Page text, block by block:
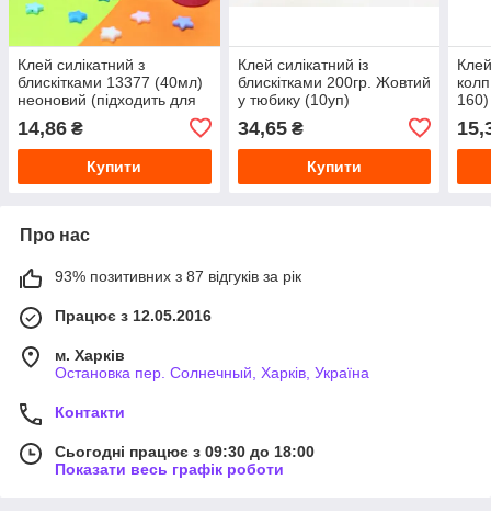
Клей силікатний з
блискітками 13377 (40мл)
неоновий (підходить для
14,86 ₴
Купити
Клей силікатний із
блискітками 200гр. Жовтий
у тюбику (10уп)
34,65₴
Купити
160)
Про нас
93% позитивних з 87 відгуків за рік
Працює з 12.05.2016
м. Харків
Остановка пер. Солнечный, Харків, Україна
Контакти
Сьогодні працює з 09:30 до 18:00
Показати весь графік роботи